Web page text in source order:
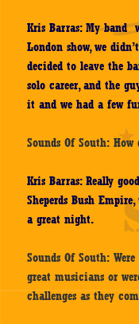
Kris Barras: My band
London show, we
decided to leave the
solo career, and the
it and we had a few
Sounds Of South:
Kris Barras: Really
Sheperds Bush
a great night.
Sounds Of South:
great musicians or
challenges as they